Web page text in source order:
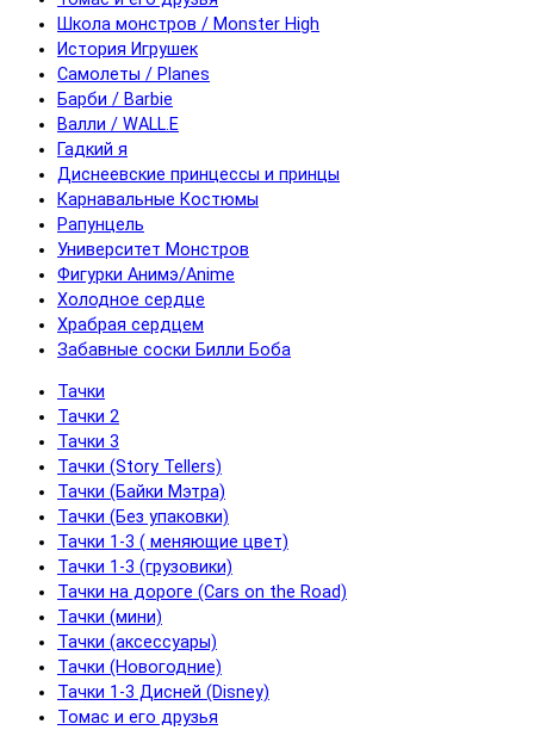
Школа монстров / Monster High
История Игрушек
Самолеты / Planes
Барби / Barbie
Валли / WALL.E
Гадкий я
Диснеевские принцессы и принцы
Карнавальные Костюмы
Рапунцель
Университет Монстров
Фигурки Анимэ/Anime
Холодное сердце
Храбрая сердцем
Забавные соски Билли Боба
Тачки
Тачки 2
Тачки 3
Тачки (Story Tellers)
Тачки (Байки Мэтра)
Тачки (Без упаковки)
Тачки 1-3 ( меняющие цвет)
Тачки 1-3 (грузовики)
Тачки на дороге (Cars on the Road)
Тачки (мини)
Тачки (аксессуары)
Тачки (Новогодние)
Тачки 1-3 Дисней (Disney)
Томас и его друзья